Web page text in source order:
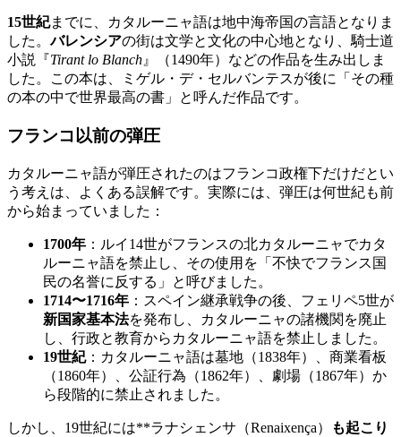
15世紀までに、カタルーニャ語は地中海帝国の言語となりま
した。バレンシアの街は文学と文化の中心地となり、騎士道
小説『Tirant lo Blanch 』（1490年）などの作品を生み出しま
した。この本は、ミゲル・デ・セルバンテスが後に「その種
の本の中で世界最高の書」と呼んだ作品です。
フランコ以前の弾圧
カタルーニャ語が弾圧されたのはフランコ政権下だけだとい
う考えは、よくある誤解です。実際には、弾圧は何世紀も前
から始まっていました：
1700年 ：ルイ14世がフランスの北カタルーニャでカタ
ルーニャ語を禁止し、その使用を「不快でフランス国
民の名誉に反する」と呼びました。
1714〜1716年 ：スペイン継承戦争の後、フェリペ5世が
新国家基本法を発布し、カタルーニャの諸機関を廃止
し、行政と教育からカタルーニャ語を禁止しました。
19世紀：カタルーニャ語は墓地（1838年）、商業看板
（1860年）、公証行為（1862年）、劇場（1867年）か
ら段階的に禁止されました。
しかし、19世紀には**ラナシェンサ（Renaixença）
も起こり